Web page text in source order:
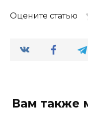
Оцените статью
Вам также